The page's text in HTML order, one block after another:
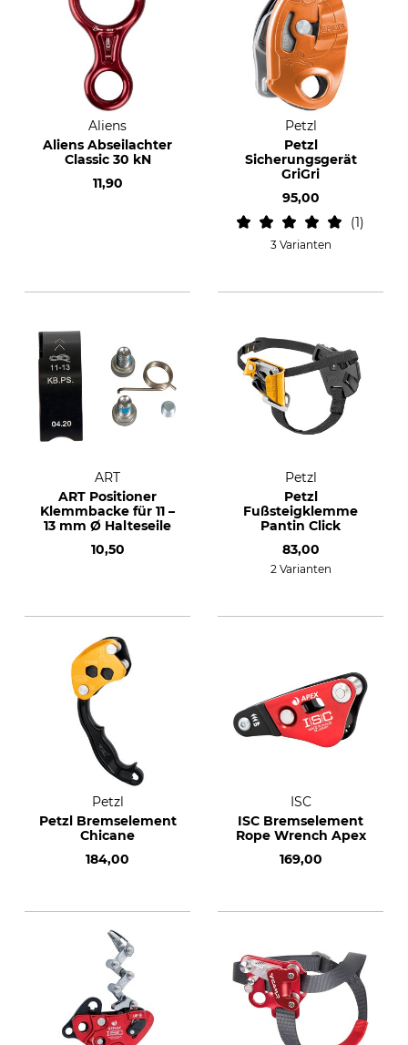
Aliens
Aliens Abseilachter
Classic 30 kN
11,90
Petzl
Petzl
Sicherungsgerät
GriGri
95,00
1
3 Varianten
ART
ART Positioner
Klemmbacke für 11 –
13 mm Ø Halteseile
10,50
Petzl
Petzl
Fußsteigklemme
Pantin Click
83,00
2 Varianten
Petzl
Petzl Bremselement
Chicane
184,00
ISC
ISC Bremselement
Rope Wrench Apex
169,00